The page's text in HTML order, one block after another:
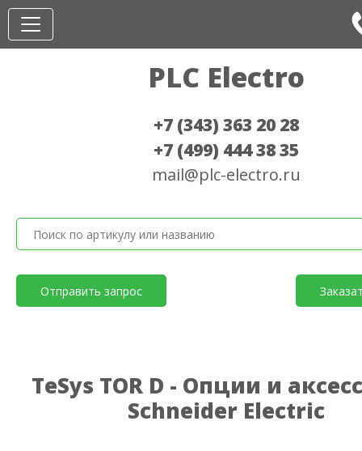
PLC Electro
+7 (343) 363 20 28
+7 (499) 444 38 35
mail@plc-electro.ru
Отправить запрос
TeSys TOR D - Опции и
Schneider Electric